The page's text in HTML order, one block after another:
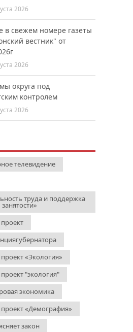
2026
в свежем номере газеты
вестник" от
2026
округа под
контролем
2026
телевидение
труда и поддержка
занятости»
«Экология»
"экология"
экономика
«Демография»
закон